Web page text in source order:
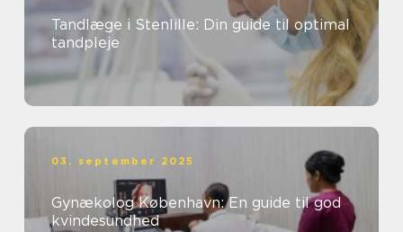
Tandlæge i Stenlille: Din guide til optimal
tandpleje
03. september 2025
Gynækolog København: En guide til god
kvindesundhed